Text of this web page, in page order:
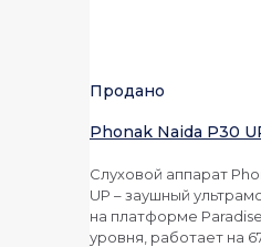
Продано
Phonak Naida P30
Слуховой аппарат
UP – заушный
на платформе
уровня, работает на